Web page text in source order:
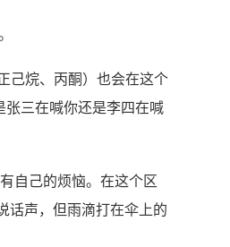
己烷、丙酮）也会在这个
三在喊你还是李四在喊
自己的烦恼。在这个区
话声，但雨滴打在伞上的